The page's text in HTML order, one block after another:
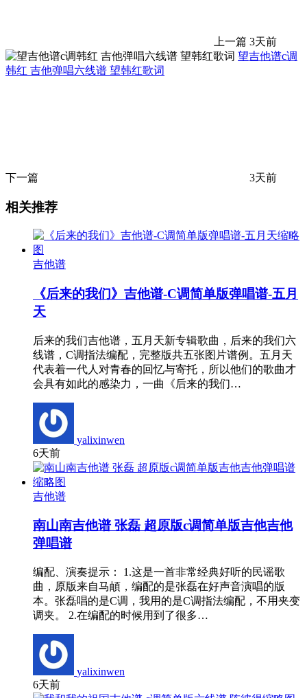
上一篇 3天前
望吉他谱c调
韩红 吉他弹唱六线谱 望韩红歌词
下一篇 3天前
相关推荐
吉他谱
《后来的我们》吉他谱-C调简单版弹唱谱-五月
天
后来的我们吉他谱，五月天新专辑歌曲，后来的我们六
线谱，C调指法编配，完整版共五张图片谱例。五月天
代表着一代人对青春的回忆与寄托，所以他们的歌曲才
会具有如此的感染力，一曲《后来的我们…
yalixinwen
6天前
吉他谱
南山南吉他谱 张磊 超原版c调简单版吉他吉他
弹唱谱
编配、演奏提示： 1.这是一首非常经典好听的民谣歌
曲，原版来自马頔，编配的是张磊在好声音演唱的版
本。张磊唱的是C调，我用的是C调指法编配，不用夹变
调夹。 2.在编配的时候用到了很多…
yalixinwen
6天前